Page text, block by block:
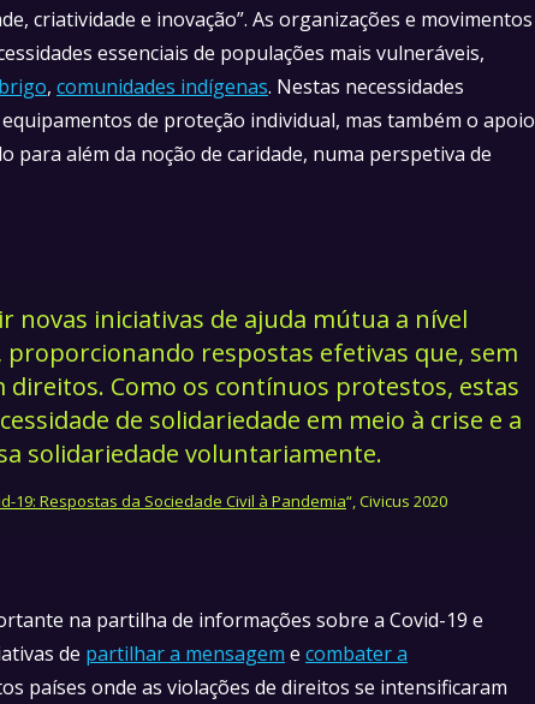
criatividade e inovação”. As organizações e movimentos
essenciais de populações mais vulneráveis,
, comunidades indígenas. Nestas necessidades
de proteção individual, mas também o apoio
além da noção de caridade, numa perspetiva de
novas iniciativas de ajuda mútua a nível
respostas efetivas que, sem
direitos. Como os contínuos protestos, estas
de solidariedade em meio à crise e a
solidariedade voluntariamente.
19: Respostas da Sociedade Civil à Pandemia“, Civicus 2020
na partilha de informações sobre a Covid-19 e
de partilhar a mensagem e combater a
países onde as violações de direitos se intensificaram